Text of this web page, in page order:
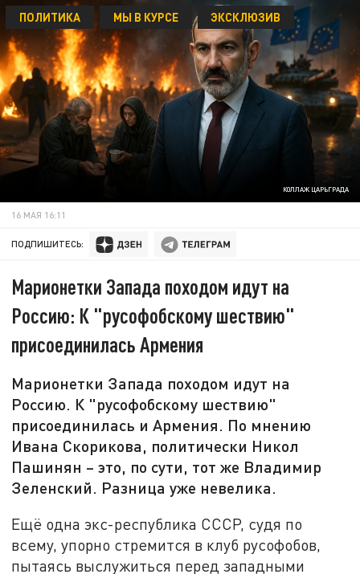
КОЛЛАЖ ЦАРЬГРАДА
ПОЛИТИКА МЫ В КУРСЕ ЭКСКЛЮЗИВ
16 МАЯ 16:11
ПОДПИШИТЕСЬ:
Марионетки Запада походом идут на
Россию: К "русофобскому шествию"
присоединилась Армения
Марионетки Запада походом идут на
Россию. К "русофобскому шествию"
присоединилась и Армения. По мнению
Ивана Скорикова, политически Никол
Пашинян – это, по сути, тот же Владимир
Зеленский. Разница уже невелика.
Ещё одна экс-республика СССР, судя по
всему, упорно стремится в клуб русофобов,
пытаясь выслужиться перед западными